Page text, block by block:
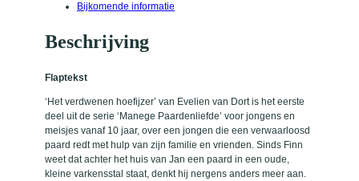
e
a
n
a
l
Bijkomende informatie
Beschrijving
Flaptekst
‘Het verdwenen hoefijzer’ van Evelien van Dort is het eerste
deel uit de serie ‘Manege Paardenliefde’ voor jongens en
meisjes vanaf 10 jaar, over een jongen die een verwaarloosd
paard redt met hulp van zijn familie en vrienden. Sinds Finn
weet dat achter het huis van Jan een paard in een oude,
kleine varkensstal staat, denkt hij nergens anders meer aan.